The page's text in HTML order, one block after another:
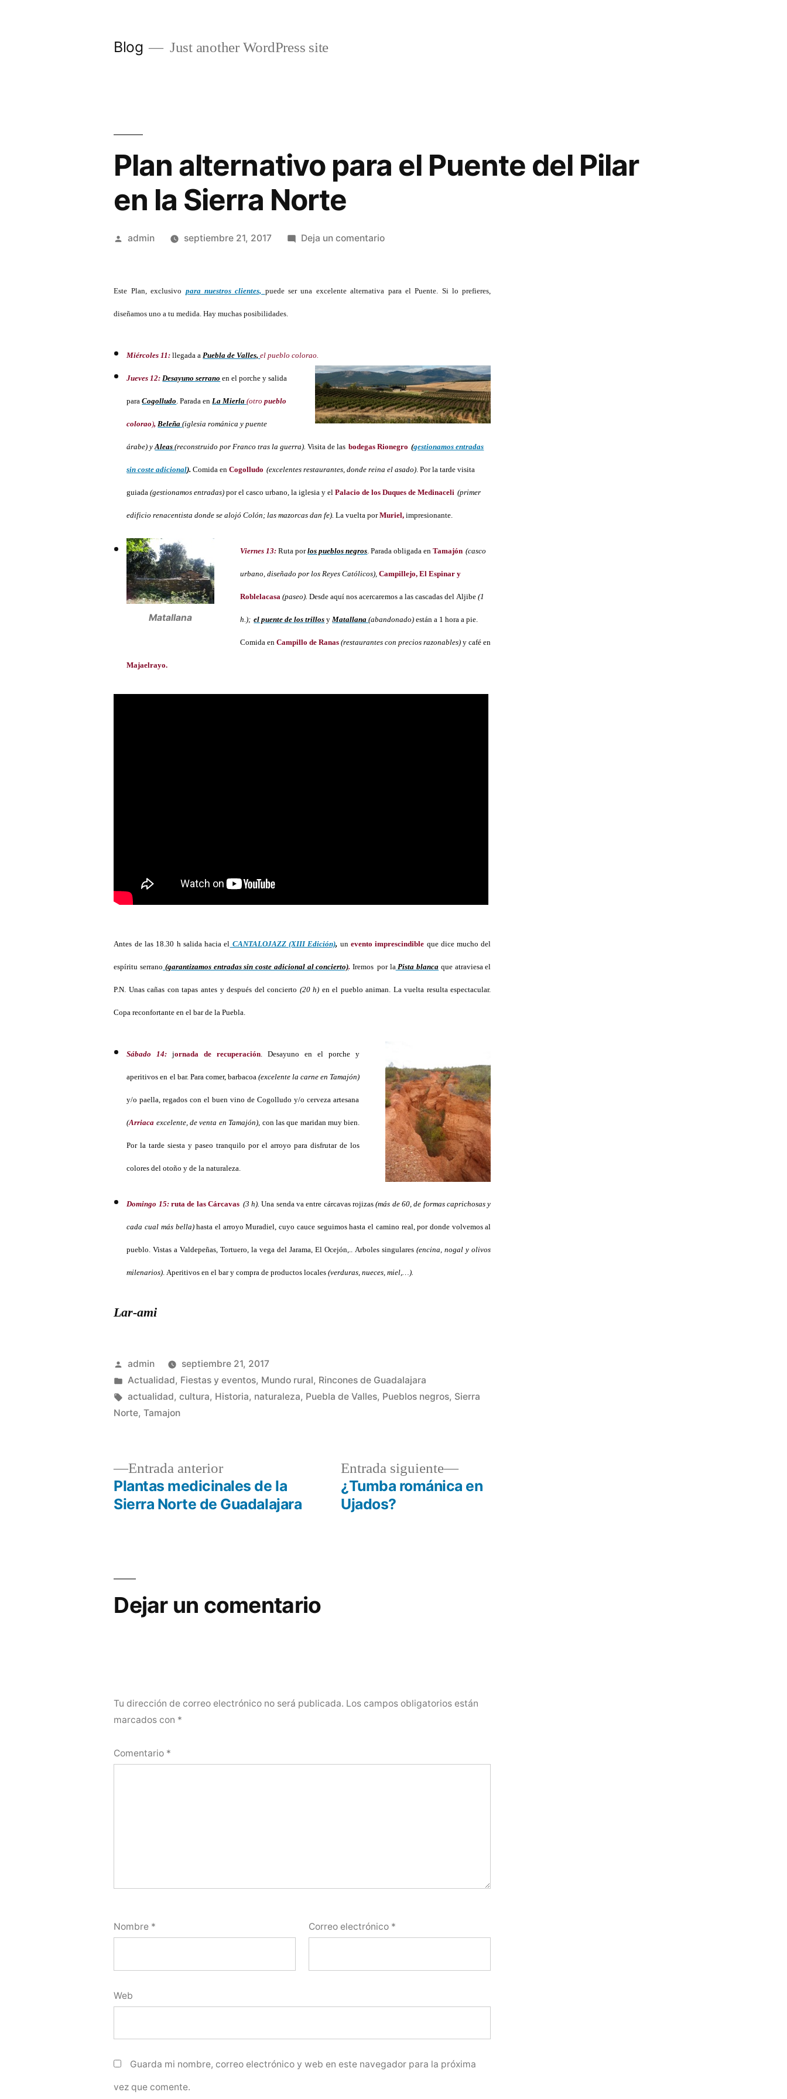
Blog Just another WordPress site
Plan alternativo para el Puente del Pilar
en la Sierra Norte
Publicado
admin septiembre 21, 2017 Deja un comentarioen
en
la
Sierra
Norte
Este Plan, exclusivo para nuestros clientes, puede ser una excelente alternativa para el Puente. Si lo prefieres,
diseñamos uno a tu medida. Hay muchas posibilidades.
Miércoles 11:llegada aPuebla de Valles,el pueblo colorao.
Jueves 12:Desayuno serrano en el porche y salida
paraCogolludo. Parada enLa Mierla (otropueblo
colorao),Beleña(iglesia románica y puente
árabe) yAleas(reconstruido por Franco tras la guerra).Visita de las bodegas Rionegro (gestionamos entradas
sin coste adicional).Comida enCogolludo (excelentes restaurantes, donde reina el asado). Por la tarde visita
guiada(gestionamos entradas)por el casco urbano, la iglesia y elPalacio de los Duques de Medinaceli (primer
edificio renacentista donde se alojó Colón; las mazorcas dan fe).La vuelta porMuriel,impresionante.
Matallana
Viernes 13:Ruta porlos pueblos negros. Parada obligada enTamajón (casco
urbano, diseñado por los Reyes Católicos),Campillejo, El Espinar y
Roblelacasa(paseo).Desde aquí nos acercaremos a las cascadas del Aljibe(1
h.); el puente de los trillosyMatallana(abandonado)están a 1 hora a pie.
Comida enCampillo de Ranas(restaurantes con precios razonables)y café en
Majaelrayo.
Antes de las 18.30 h salida hacia el CANTALOJAZZ (XIII Edición), un evento imprescindible que dice mucho del
espíritu serrano (garantizamos entradas sin coste adicional al concierto).Iremos por laPista blanca que atraviesa el
P.N. Unas cañas con tapas antes y después del concierto (20 h) en el pueblo animan. La vuelta resulta espectacular.
Copa reconfortante en el bar de la Puebla.
Sábado 14:jornada de recuperación. Desayuno en el porche y
aperitivos en el bar. Para comer, barbacoa(excelente la carne en Tamajón)
y/o paella, regados con el buen vino de Cogolludo y/o cerveza artesana
(Arriaca excelente, de venta en Tamajón), con las que maridan muy bien.
Por la tarde siesta y paseo tranquilo por el arroyo para disfrutar de los
colores del otoño y de la naturaleza.
Domingo 15:ruta de las Cárcavas (3 h). Una senda va entre cárcavas rojizas(más de 60, de formas caprichosas y
cada cual más bella)hasta el arroyo Muradiel, cuyo cauce seguimos hasta el camino real, por donde volvemos al
pueblo. Vistas a Valdepeñas, Tortuero, la vega del Jarama, El Ocejón,.. Arboles singulares(encina, nogal y olivos
milenarios). Aperitivos en el bar y compra de productos locales(verduras, nueces, miel,…).
Lar-ami
Publicado
por
admin
septiembre 21, 2017
Publicado
en
Actualidad, Fiestas y eventos, Mundo rural, Rincones de Guadalajara
Etiquetas:
actualidad,cultura, Historia, naturaleza, Puebla de Valles, Pueblos negros, Sierra
Norte,Tamajon
Navegación
entradas
Entrada anteriorEntrada
anterior:
Plantas medicinales de la
Sierra Norte de Guadalajara
Entrada siguiente
Entrada
siguiente:
¿Tumba románica en
Ujados?
Dejar un comentario
Tu dirección de correo electrónico no será publicada. Los campos obligatorios están
marcados con *
Comentario *
Nombre * Correo electrónico *
Web
Guarda mi nombre, correo electrónico y web en este navegador para la próxima
vez que comente.